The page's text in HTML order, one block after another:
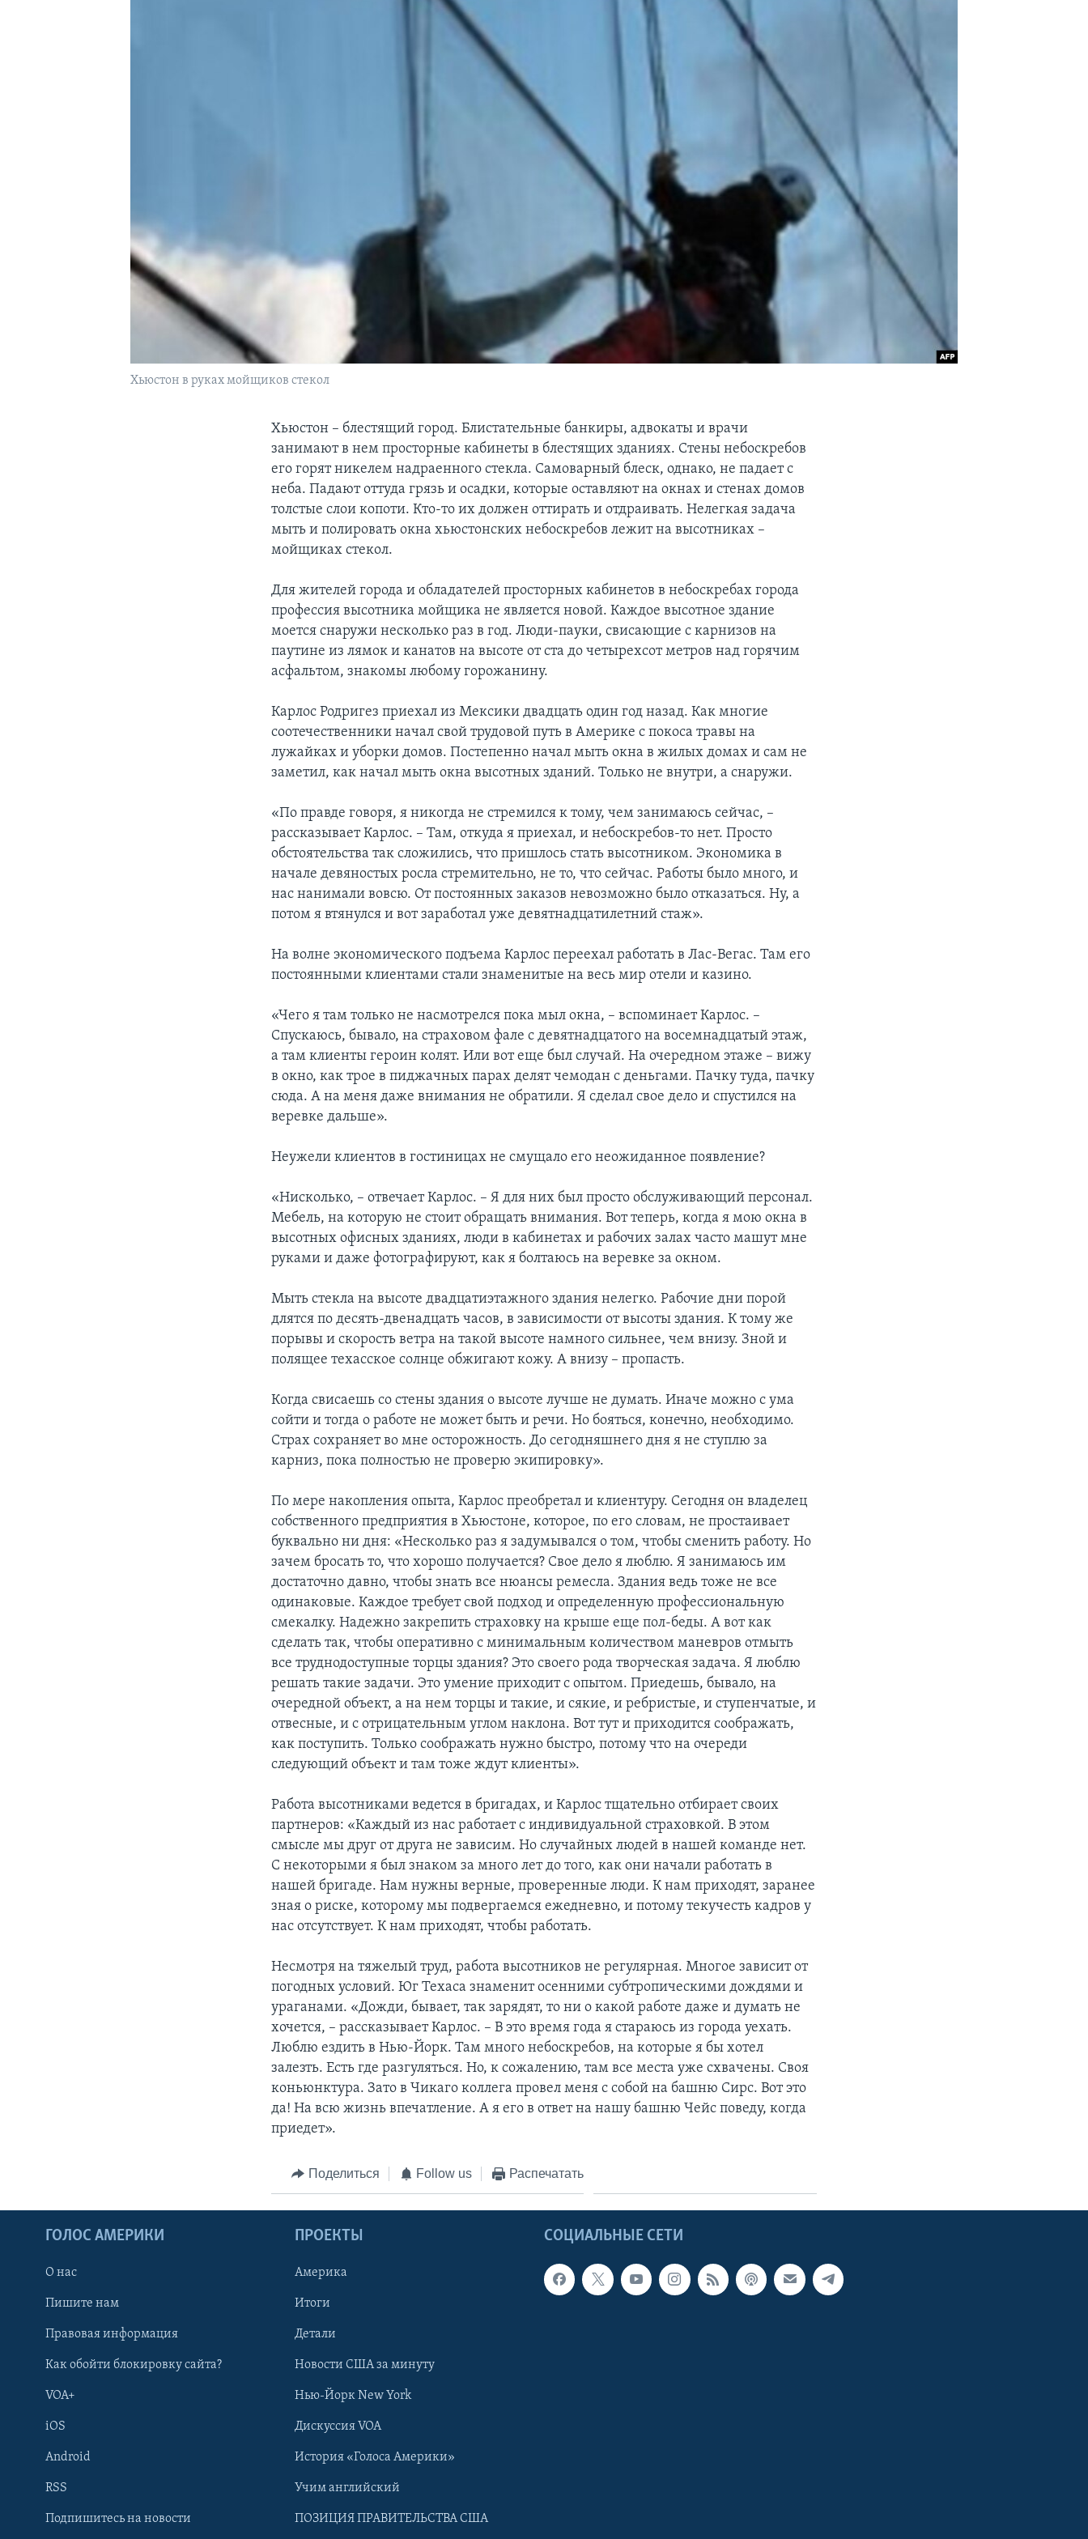
Learning English
Хьюстон в руках мойщиков стекол
Хьюстон – блестящий город. Блистательные банкиры, адвокаты и врачи
занимают в нем просторные кабинеты в блестящих зданиях. Стены небоскребов
его горят никелем надраенного стекла. Самоварный блеск, однако, не падает с
неба. Падают оттуда грязь и осадки, которые оставляют на окнах и стенах домов
толстые слои копоти. Кто-то их должен оттирать и отдраивать. Нелегкая задача
мыть и полировать окна хьюстонских небоскребов лежит на высотниках –
мойщиках стекол.
Для жителей города и обладателей просторных кабинетов в небоскребах города
профессия высотника мойщика не является новой. Каждое высотное здание
моется снаружи несколько раз в год. Люди-пауки, свисающие с карнизов на
паутине из лямок и канатов на высоте от ста до четырехсот метров над горячим
асфальтом, знакомы любому горожанину.
Карлос Родригез приехал из Мексики двадцать один год назад. Как многие
соотечественники начал свой трудовой путь в Америке с покоса травы на
лужайках и уборки домов. Постепенно начал мыть окна в жилых домах и сам не
заметил, как начал мыть окна высотных зданий. Только не внутри, а снаружи.
«По правде говоря, я никогда не стремился к тому, чем занимаюсь сейчас, –
рассказывает Карлос. – Там, откуда я приехал, и небоскребов-то нет. Просто
обстоятельства так сложились, что пришлось стать высотником. Экономика в
начале девяностых росла стремительно, не то, что сейчас. Работы было много, и
нас нанимали вовсю. От постоянных заказов невозможно было отказаться. Ну, а
потом я втянулся и вот заработал уже девятнадцатилетний стаж».
На волне экономического подъема Карлос переехал работать в Лас-Вегас. Там его
постоянными клиентами стали знаменитые на весь мир отели и казино.
«Чего я там только не насмотрелся пока мыл окна, – вспоминает Карлос. –
Спускаюсь, бывало, на страховом фале с девятнадцатого на восемнадцатый этаж,
а там клиенты героин колят. Или вот еще был случай. На очередном этаже – вижу
в окно, как трое в пиджачных парах делят чемодан с деньгами. Пачку туда, пачку
сюда. А на меня даже внимания не обратили. Я сделал свое дело и спустился на
веревке дальше».
Неужели клиентов в гостиницах не смущало его неожиданное появление?
«Нисколько, – отвечает Карлос. – Я для них был просто обслуживающий персонал.
Мебель, на которую не стоит обращать внимания. Вот теперь, когда я мою окна в
высотных офисных зданиях, люди в кабинетах и рабочих залах часто машут мне
руками и даже фотографируют, как я болтаюсь на веревке за окном.
Мыть стекла на высоте двадцатиэтажного здания нелегко. Рабочие дни порой
длятся по десять-двенадцать часов, в зависимости от высоты здания. К тому же
порывы и скорость ветра на такой высоте намного сильнее, чем внизу. Зной и
полящее техасское солнце обжигают кожу. А внизу – пропасть.
Когда свисаешь со стены здания о высоте лучше не думать. Иначе можно с ума
сойти и тогда о работе не может быть и речи. Но бояться, конечно, необходимо.
Страх сохраняет во мне осторожность. До сегодняшнего дня я не ступлю за
карниз, пока полностью не проверю экипировку».
По мере накопления опыта, Карлос преобретал и клиентуру. Сегодня он владелец
собственного предприятия в Хьюстоне, которое, по его словам, не простаивает
буквально ни дня: «Несколько раз я задумывался о том, чтобы сменить работу. Но
зачем бросать то, что хорошо получается? Свое дело я люблю. Я занимаюсь им
достаточно давно, чтобы знать все нюансы ремесла. Здания ведь тоже не все
одинаковые. Каждое требует свой подход и определенную профессиональную
смекалку. Надежно закрепить страховку на крыше еще пол-беды. А вот как
сделать так, чтобы оперативно с минимальным количеством маневров отмыть
все труднодоступные торцы здания? Это своего рода творческая задача. Я люблю
решать такие задачи. Это умение приходит с опытом. Приедешь, бывало, на
очередной объект, а на нем торцы и такие, и сякие, и ребристые, и ступенчатые, и
отвесные, и с отрицательным углом наклона. Вот тут и приходится соображать,
как поступить. Только соображать нужно быстро, потому что на очереди
следующий объект и там тоже ждут клиенты».
Работа высотниками ведется в бригадах, и Карлос тщательно отбирает своих
партнеров: «Каждый из нас работает с индивидуальной страховкой. В этом
смысле мы друг от друга не зависим. Но случайных людей в нашей команде нет.
С некоторыми я был знаком за много лет до того, как они начали работать в
нашей бригаде. Нам нужны верные, проверенные люди. К нам приходят, заранее
зная о риске, которому мы подвергаемся ежедневно, и потому текучесть кадров у
нас отсутствует. К нам приходят, чтобы работать.
Несмотря на тяжелый труд, работа высотников не регулярная. Многое зависит от
погодных условий. Юг Техаса знаменит осенними субтропическими дождями и
ураганами. «Дожди, бывает, так зарядят, то ни о какой работе даже и думать не
хочется, – рассказывает Карлос. – В это время года я стараюсь из города уехать.
Люблю ездить в Нью-Йорк. Там много небоскребов, на которые я бы хотел
залезть. Есть где разгуляться. Но, к сожалению, там все места уже схвачены. Своя
коньюнктура. Зато в Чикаго коллега провел меня с собой на башню Сирс. Вот это
да! На всю жизнь впечатление. А я его в ответ на нашу башню Чейс поведу, когда
приедет».
Поделиться Follow us Распечатать
СОЦИАЛЬНЫЕ СЕТИ
ГОЛОС АМЕРИКИ
О нас
Пишите нам
Правовая информация
Как обойти блокировку сайта?
VOA+
iOS
Android
RSS
Подпишитесь на новости
ПРОЕКТЫ
Америка
Итоги
Детали
Новости США за минуту
Нью-Йорк New York
Дискуссия VOA
История «Голоса Америки»
Учим английский
ПОЗИЦИЯ ПРАВИТЕЛЬСТВА США